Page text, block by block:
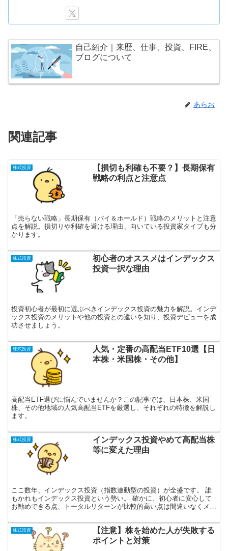
自己紹介｜来歴、仕事、投資、FIRE、
ブログについて
あらお
関連記事
株式投資
【損切も利確も不要？】長期保有
戦略の利点と注意点
「売らない戦略」長期保有（バイ＆ホールド）戦略のメリットと注意
点を解説。損切りや利確を避ける理由、向いている投資家タイプも分
かります。
株式投資
初心者のオススメはインデックス
投資一択な理由
投資初心者が最初に選ぶべきインデックス投資の魅力を解説。インデ
ックス投資のメリットや他の投資との違いを知り、投資デビューを成
功させましょう。
株式投資
人気・定番の高配当ETF10選【日
本株・米国株・その他】
高配当ETF選びに悩んでいませんか？この記事では、日本株、米国
株、その他地域の人気高配当ETFを厳選し、それぞれの特徴を解説し
ます。
株式投資
インデックス投資やめて高配当株
等に変えた理由
ここ数年、インデックス投資（指数連動型の投資）が全盛です。 誰
もかれもインデックス投資という勢い。 確かに、初心者に安心して
お勧めできる点、トータルリターンが比較的高い点は間違いなくメリ
株式投資
【注意】株を始めた人が失敗する
ポイントと対策